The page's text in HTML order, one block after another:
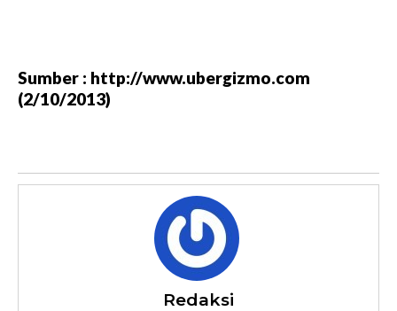
Sumber : http://www.ubergizmo.com
(2/10/2013)
Redaksi